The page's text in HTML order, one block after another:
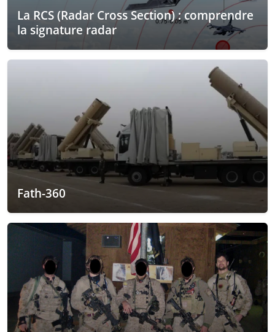
La RCS (Radar Cross Section) : comprendre
la signature radar
Fath-360